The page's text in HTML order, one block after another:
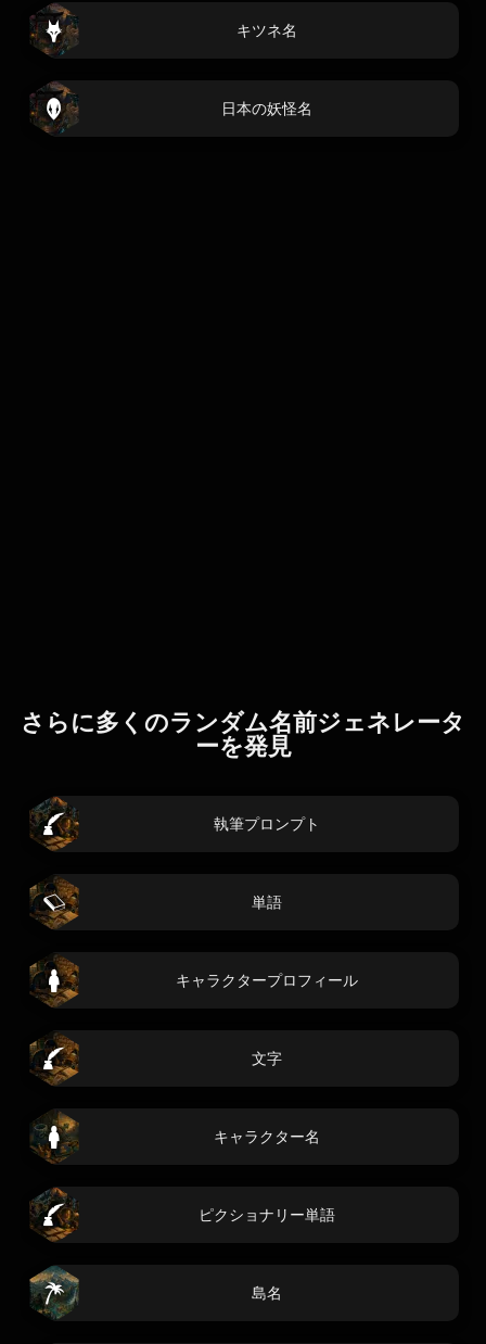
キツネ名
日本の妖怪名
さらに多くのランダム名前ジェネレータ
ーを発見
執筆プロンプト
単語
キャラクタープロフィール
文字
キャラクター名
ピクショナリー単語
島名